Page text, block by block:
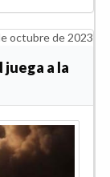
octubre de 2023
a la